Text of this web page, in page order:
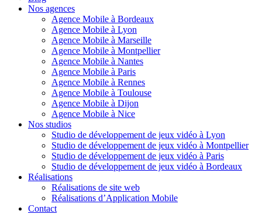
Nos agences
Agence Mobile à Bordeaux
Agence Mobile à Lyon
Agence Mobile à Marseille
Agence Mobile à Montpellier
Agence Mobile à Nantes
Agence Mobile à Paris
Agence Mobile à Rennes
Agence Mobile à Toulouse
Agence Mobile à Dijon
Agence Mobile à Nice
Nos studios
Studio de développement de jeux vidéo à Lyon
Studio de développement de jeux vidéo à Montpellier
Studio de développement de jeux vidéo à Paris
Studio de développement de jeux vidéo à Bordeaux
Réalisations
Réalisations de site web
Réalisations d’Application Mobile
Contact